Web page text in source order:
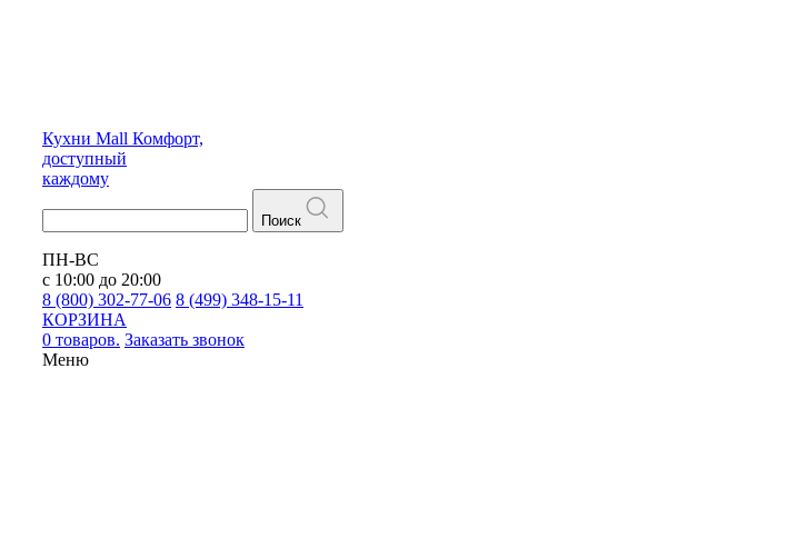
Кухни Mall Комфорт,
доступный
каждому
Поиск
ПН-ВС
с 10:00 до 20:00
8 (800) 302-77-06 8 (499) 348-15-11
КОРЗИНА
0 товаров. Заказать звонок
Меню